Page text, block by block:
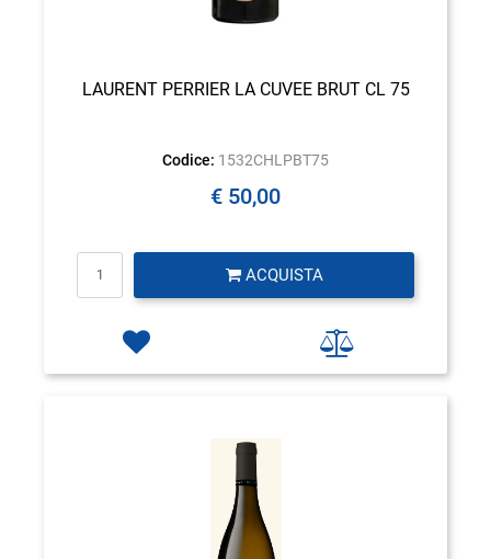
LAURENT PERRIER LA CUVEE BRUT CL 75
Codice: 1532CHLPBT75
€ 50,00
ACQUISTA